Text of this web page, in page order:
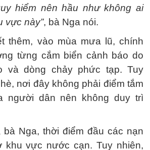
hiểm nên hầu như không ai
vực này”, bà Nga nói.
thêm, vào mùa mưa lũ, chính
từng cắm biển cảnh báo do
và dòng chảy phức tạp. Tuy
nơi đây không phải điểm tắm
người dân nên không duy trì
Nga, thời điểm đầu các nạn
khu vực nước cạn. Tuy nhiên,